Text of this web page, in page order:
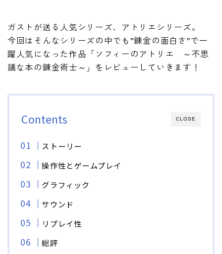
ガストが送る人気シリーズ、アトリエシリーズ。
今回はそんなシリーズの中でも”錬金の面白さ”で一
躍人気になった作品「ソフィーのアトリエ ～不思
議な本の錬金術士～」をレビューしていきます！
CLOSE
Contents
ストーリー
操作性とゲームプレイ
グラフィック
サウンド
リプレイ性
総評